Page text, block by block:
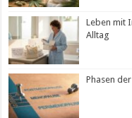
Leben mit
Alltag
Phasen